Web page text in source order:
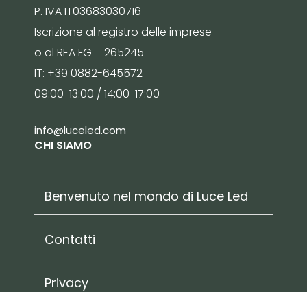
P. IVA IT03683030716
Iscrizione al registro delle imprese
o al REA FG – 265245
IT: +39 0882-645572
09:00-13:00 / 14:00-17:00
info@luceled.com
CHI SIAMO
Benvenuto nel mondo di Luce Led
Contatti
Privacy